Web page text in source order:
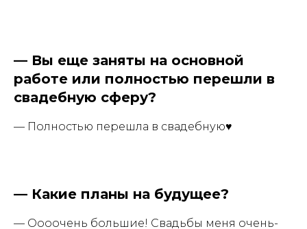
— Вы еще заняты на основной
работе или полностью перешли в
свадебную сферу?
— Полностью перешла в свадебную♥️
— Какие планы на будущее?
— Оооочень большие! Свадьбы меня очень-